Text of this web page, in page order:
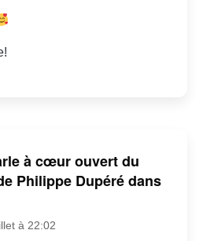
à cœur ouvert du
Philippe Dupéré dans
à 22:02